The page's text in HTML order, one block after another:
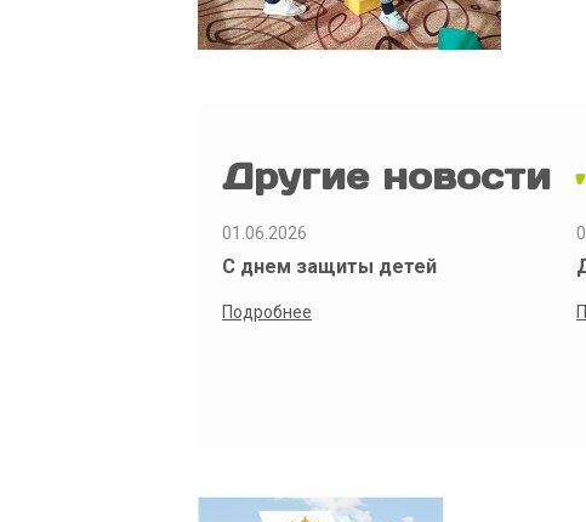
Другие новости
01.06.2026
С днем защиты детей
Подробнее